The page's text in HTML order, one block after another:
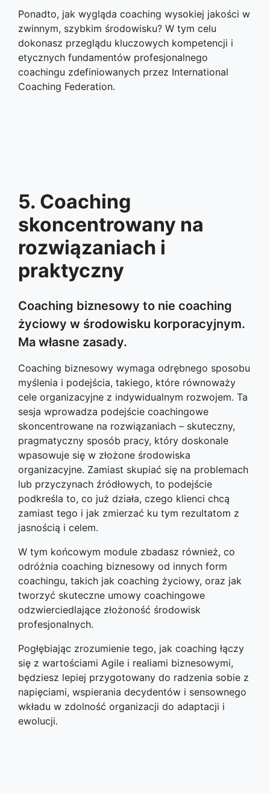
Ponadto, jak wygląda coaching wysokiej jakości w
zwinnym, szybkim środowisku? W tym celu
dokonasz przeglądu kluczowych kompetencji i
etycznych fundamentów profesjonalnego
coachingu zdefiniowanych przez International
Coaching Federation.
5. Coaching
skoncentrowany na
rozwiązaniach i
praktyczny
Coaching biznesowy to nie coaching
życiowy w środowisku korporacyjnym.
Ma własne zasady.
Coaching biznesowy wymaga odrębnego sposobu
myślenia i podejścia, takiego, które równoważy
cele organizacyjne z indywidualnym rozwojem. Ta
sesja wprowadza podejście coachingowe
skoncentrowane na rozwiązaniach – skuteczny,
pragmatyczny sposób pracy, który doskonale
wpasowuje się w złożone środowiska
organizacyjne. Zamiast skupiać się na problemach
lub przyczynach źródłowych, to podejście
podkreśla to, co już działa, czego klienci chcą
zamiast tego i jak zmierzać ku tym rezultatom z
jasnością i celem.
W tym końcowym module zbadasz również, co
odróżnia coaching biznesowy od innych form
coachingu, takich jak coaching życiowy, oraz jak
tworzyć skuteczne umowy coachingowe
odzwierciedlające złożoność środowisk
profesjonalnych.
Pogłębiając zrozumienie tego, jak coaching łączy
się z wartościami Agile i realiami biznesowymi,
będziesz lepiej przygotowany do radzenia sobie z
napięciami, wspierania decydentów i sensownego
wkładu w zdolność organizacji do adaptacji i
ewolucji.